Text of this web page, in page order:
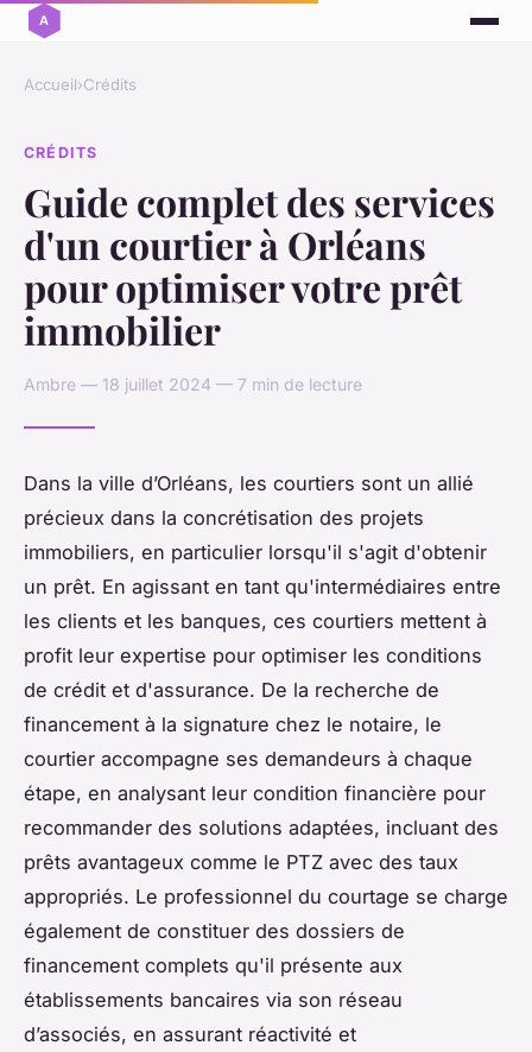
Accueil›Crédits
CRÉDITS
Guide complet des services
d'un courtier à Orléans
pour optimiser votre prêt
immobilier
Ambre — 18 juillet 2024 — 7 min de lecture
Dans la ville d’Orléans, les courtiers sont un allié
précieux dans la concrétisation des projets
immobiliers, en particulier lorsqu'il s'agit d'obtenir
un prêt. En agissant en tant qu'intermédiaires entre
les clients et les banques, ces courtiers mettent à
profit leur expertise pour optimiser les conditions
de crédit et d'assurance. De la recherche de
financement à la signature chez le notaire, le
courtier accompagne ses demandeurs à chaque
étape, en analysant leur condition financière pour
recommander des solutions adaptées, incluant des
prêts avantageux comme le PTZ avec des taux
appropriés. Le professionnel du courtage se charge
également de constituer des dossiers de
financement complets qu'il présente aux
établissements bancaires via son réseau
d’associés, en assurant réactivité et